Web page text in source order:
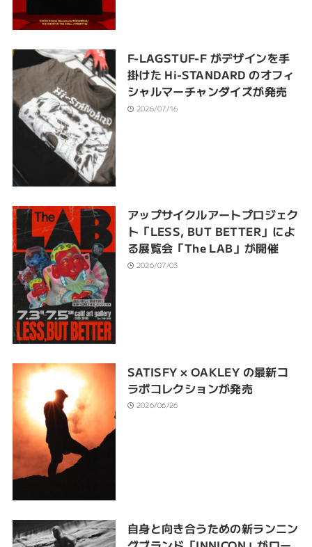
F-LAGSTUF-F がデザインを手
掛けた Hi-STANDARD のオフィ
シャルマーチャンダイズが発売
2026/07/16
アップサイクルアートプロジェク
ト「LESS, BUT BETTER」によ
る展覧会「The LAB」が開催
2026/07/03
SATISFY × OAKLEY の最新コ
ラボコレクションが発売
2026/06/26
自身と向き合うための新ランニン